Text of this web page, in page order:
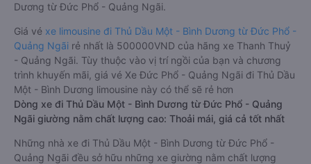
Dương từ Đức Phổ - Quảng Ngãi.
Giá vé xe limousine đi Thủ Dầu Một - Bình Dương từ Đức Phổ -
Quảng Ngãi rẻ nhất là 500000VND của hãng xe Thanh Thuỷ
- Quảng Ngãi. Tùy thuộc vào vị trí ngồi của bạn và chương
trình khuyến mãi, giá vé Xe Đức Phổ - Quảng Ngãi đi Thủ Dầu
Một - Bình Dương limousine này có thể sẽ rẻ hơn
Dòng xe đi Thủ Dầu Một - Bình Dương từ Đức Phổ - Quảng
Ngãi giường nằm chất lượng cao: Thoải mái, giá cả tốt nhất
Những nhà xe đi Thủ Dầu Một - Bình Dương từ Đức Phổ -
Quảng Ngãi đều sở hữu những xe giường nằm chất lượng